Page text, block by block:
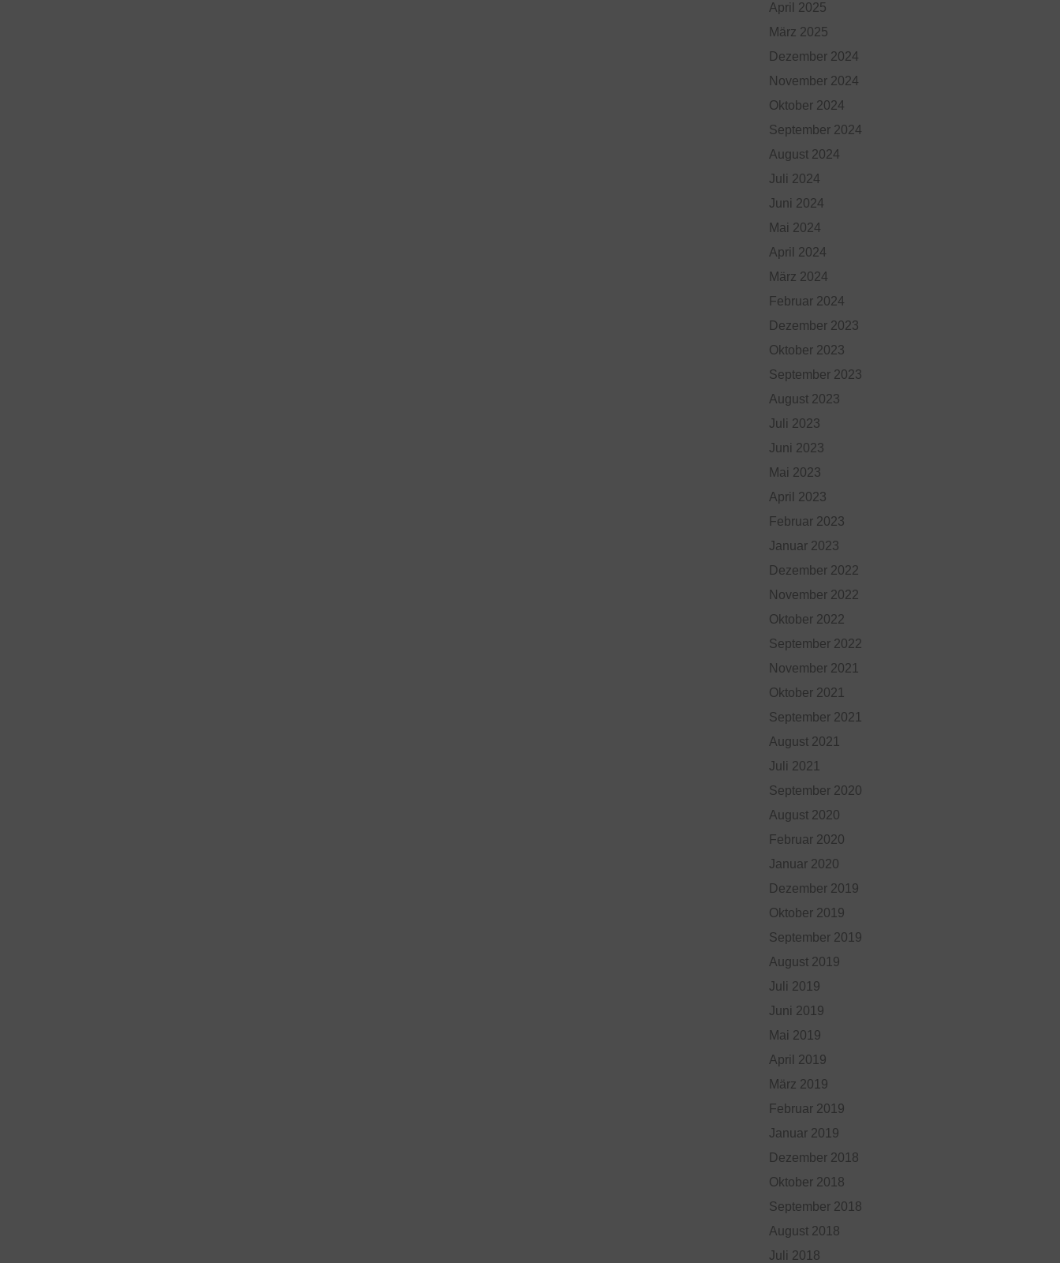
April 2025
März 2025
Dezember 2024
November 2024
Oktober 2024
September 2024
August 2024
Juli 2024
Juni 2024
Mai 2024
April 2024
März 2024
Februar 2024
Dezember 2023
Oktober 2023
September 2023
August 2023
Juli 2023
Juni 2023
Mai 2023
April 2023
Februar 2023
Januar 2023
Dezember 2022
November 2022
Oktober 2022
September 2022
November 2021
Oktober 2021
September 2021
August 2021
Juli 2021
September 2020
August 2020
Februar 2020
Januar 2020
Dezember 2019
Oktober 2019
September 2019
August 2019
Juli 2019
Juni 2019
Mai 2019
April 2019
März 2019
Februar 2019
Januar 2019
Dezember 2018
Oktober 2018
September 2018
August 2018
Juli 2018